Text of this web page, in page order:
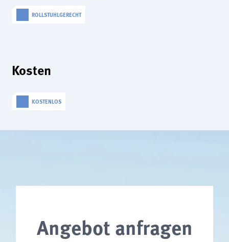
ROLLSTUHLGERECHT
Kosten
KOSTENLOS
Angebot anfragen